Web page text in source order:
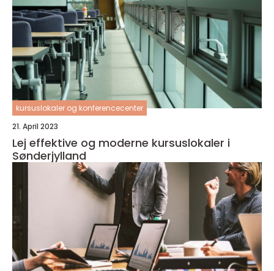
kursuslokaler og konferencecenter
21. April 2023
Lej effektive og moderne kursuslokaler i
Sønderjylland